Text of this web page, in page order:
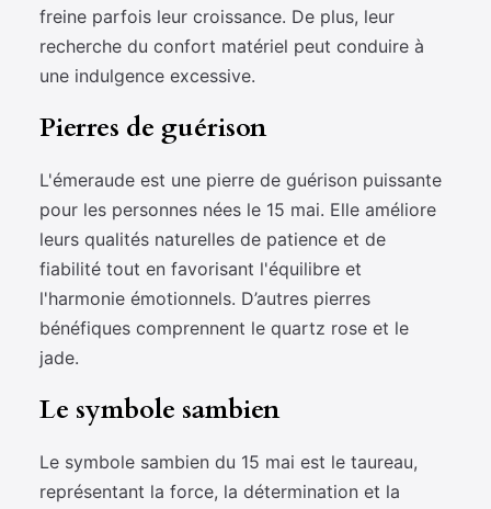
freine parfois leur croissance. De plus, leur
recherche du confort matériel peut conduire à
une indulgence excessive.
Pierres de guérison
L'émeraude est une pierre de guérison puissante
pour les personnes nées le 15 mai. Elle améliore
leurs qualités naturelles de patience et de
fiabilité tout en favorisant l'équilibre et
l'harmonie émotionnels. D’autres pierres
bénéfiques comprennent le quartz rose et le
jade.
Le symbole sambien
Le symbole sambien du 15 mai est le taureau,
représentant la force, la détermination et la